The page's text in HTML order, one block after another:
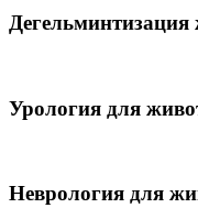
Урология для
Неврология для